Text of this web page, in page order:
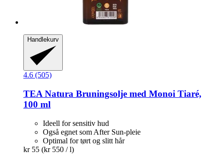
Handlekurv
4.6 (505)
TEA Natura Bruningsolje med Monoi Tiaré,
100 ml
Ideell for sensitiv hud
Også egnet som After Sun-pleie
Optimal for tørt og slitt hår
kr 55 (kr 550 / l)